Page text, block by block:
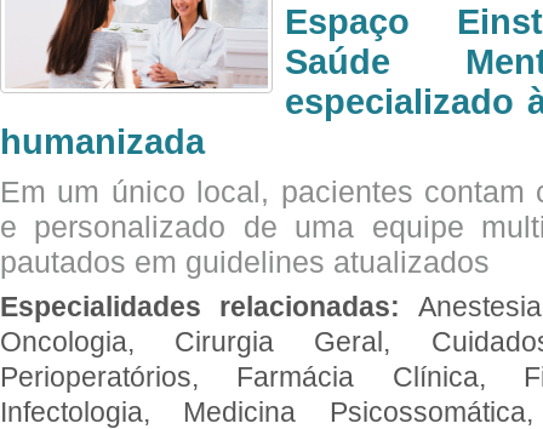
Espaço
Saúde
especializado
humanizada
Em um único local, pacientes contam
e personalizado de uma equipe
pautados em guidelines atualizados
Especialidades relacionadas:
Oncologia, Cirurgia Geral,
Perioperatórios, Farmácia Clínica,
Infectologia, Medicina